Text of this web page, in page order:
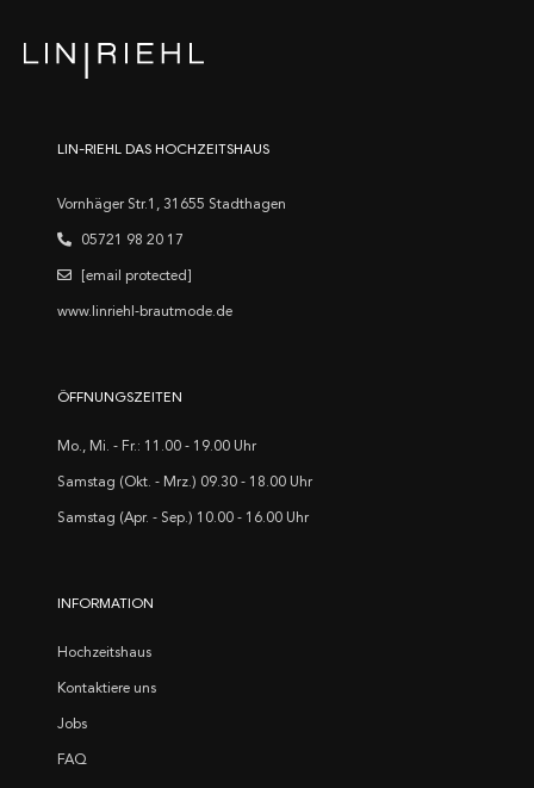
LIN-RIEHL DAS HOCHZEITSHAUS
Vornhäger Str.1, 31655 Stadthagen
05721 98 20 17
[email protected]
www.linriehl-brautmode.de
ÖFFNUNGSZEITEN
Mo., Mi. - Fr.: 11.00 - 19.00 Uhr
Samstag (Okt. - Mrz.) 09.30 - 18.00 Uhr
Samstag (Apr. - Sep.) 10.00 - 16.00 Uhr
INFORMATION
Hochzeitshaus
Kontaktiere uns
Jobs
FAQ